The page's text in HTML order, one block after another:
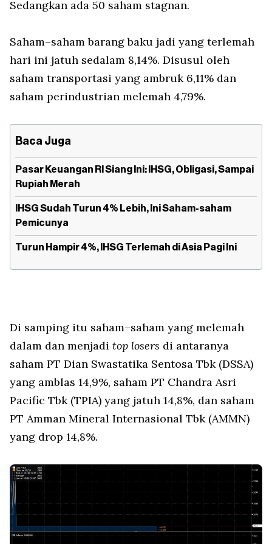
Sedangkan ada 50 saham stagnan.
Saham–saham barang baku jadi yang terlemah
hari ini jatuh sedalam 8,14%. Disusul oleh
saham transportasi yang ambruk 6,11% dan
saham perindustrian melemah 4,79%.
Baca Juga
Pasar Keuangan RI Siang Ini: IHSG, Obligasi, Sampai
Rupiah Merah
IHSG Sudah Turun 4% Lebih, Ini Saham-saham
Pemicunya
Turun Hampir 4%, IHSG Terlemah di Asia Pagi Ini
Di samping itu saham–saham yang melemah
dalam dan menjadi top losers di antaranya
saham PT Dian Swastatika Sentosa Tbk (DSSA)
yang amblas 14,9%, saham PT Chandra Asri
Pacific Tbk (TPIA) yang jatuh 14,8%, dan saham
PT Amman Mineral Internasional Tbk (AMMN)
yang drop 14,8%.